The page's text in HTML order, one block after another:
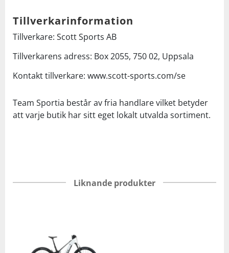
Tillverkarinformation
Tillverkare: Scott Sports AB
Tillverkarens adress: Box 2055, 750 02, Uppsala
Kontakt tillverkare: www.scott-sports.com/se
Team Sportia består av fria handlare vilket betyder
att varje butik har sitt eget lokalt utvalda sortiment.
Liknande produkter